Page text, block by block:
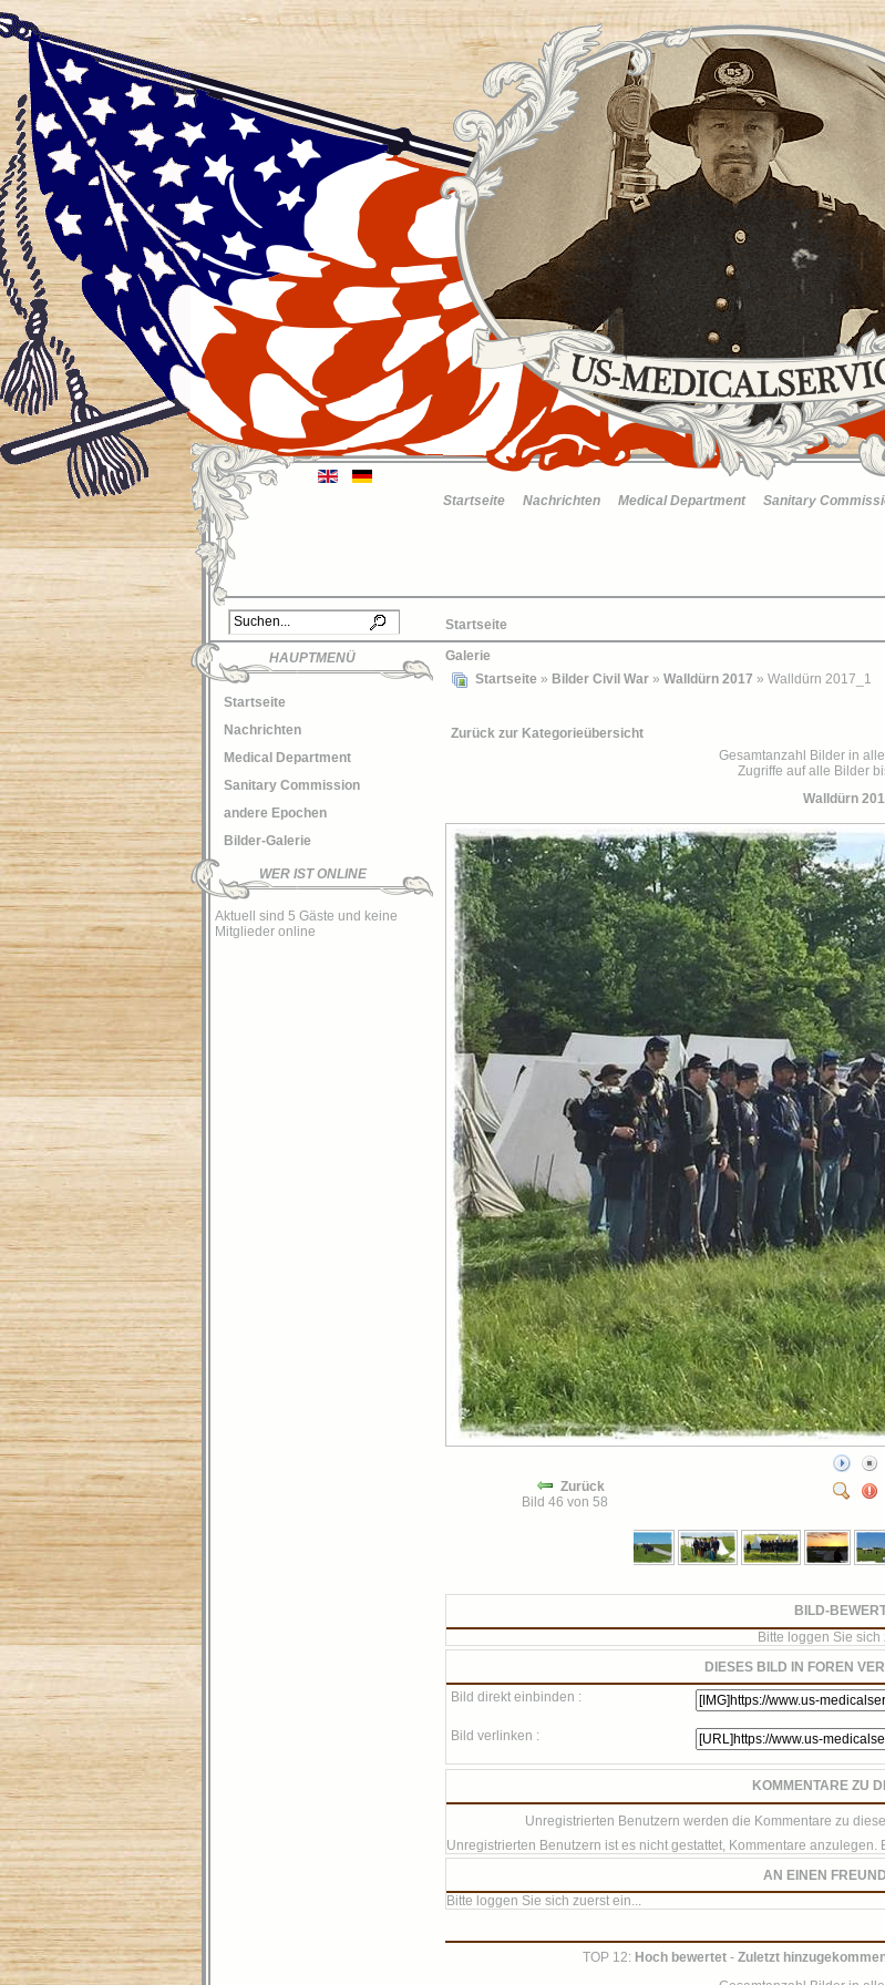
Startseite Nachrichten Medical Department Sanitary
Startseite
HAUPTMENÜ
Startseite
Nachrichten
Medical Department
Sanitary Commission
andere Epochen
Bilder-Galerie
WER IST ONLINE
Aktuell sind 5 Gäste und keine
Mitglieder online
Galerie
Startseite » Bilder Civil War » Walldürn 2017 » Walldürn 2017_1
Zurück zur Kategorieübersicht
Gesamtanzahl Bilder in
Zugriffe auf alle Bilder
Walldürn
Zurück
Bild 46 von 58
BILD-
Bitte loggen Sie sich
DIESES BILD IN FOREN
Bild direkt einbinden :
Bild verlinken :
KOMMENTARE ZU
Unregistrierten Benutzern werden die Kommentare zu
Unregistrierten Benutzern ist es nicht gestattet, Kommentare anzulegen.
AN EINEN
Bitte loggen Sie sich zuerst ein...
TOP 12: Hoch bewertet - Zuletzt